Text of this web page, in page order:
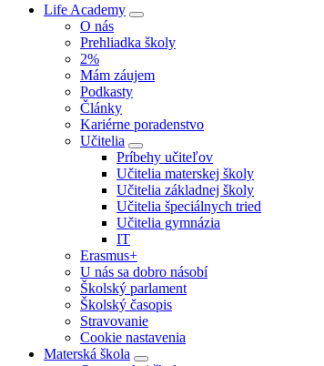
Life Academy
O nás
Prehliadka školy
2%
Mám záujem
Podkasty
Články
Kariérne poradenstvo
Učitelia
Príbehy učiteľov
Učitelia materskej školy
Učitelia základnej školy
Učitelia špeciálnych tried
Učitelia gymnázia
IT
Erasmus+
U nás sa dobro násobí
Školský parlament
Školský časopis
Stravovanie
Cookie nastavenia
Materská škola